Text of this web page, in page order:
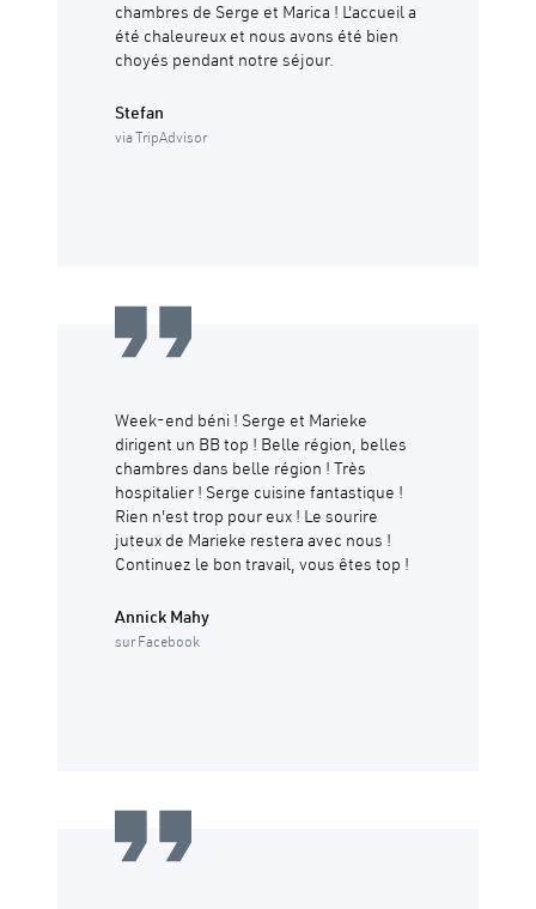
chambres de Serge et Marica ! L'accueil a
été chaleureux et nous avons été bien
choyés pendant notre séjour.
Stefan
via TripAdvisor
Week-end béni ! Serge et Marieke
dirigent un BB top ! Belle région, belles
chambres dans belle région ! Très
hospitalier ! Serge cuisine fantastique !
Rien n'est trop pour eux ! Le sourire
juteux de Marieke restera avec nous !
Continuez le bon travail, vous êtes top !
Annick Mahy
sur Facebook